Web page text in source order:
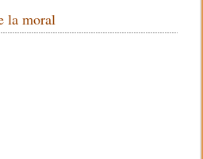
la moral